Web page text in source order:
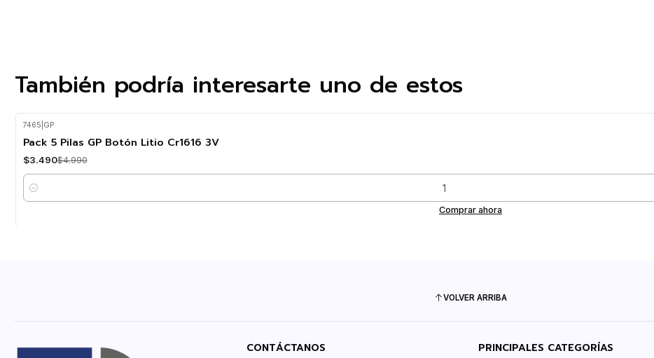
También podría interesarte uno de estos
-30%OFF
7465 GP
Pack 5 Pilas GP Botón Litio Cr1616 3V
$3.490$4.990
Cantidad
Comprar ahora
VOLVER ARRIBA
CONTÁCTANOS PRINCIPALES CATEGORÍAS